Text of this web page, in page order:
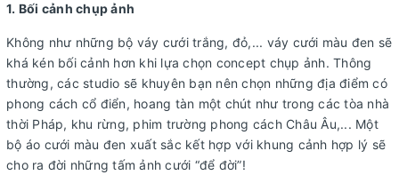
1. Bối cảnh chụp ảnh
Không như những bộ váy cưới trắng, đỏ,... váy cưới màu đen sẽ
khá kén bối cảnh hơn khi lựa chọn concept chụp ảnh. Thông
thường, các studio sẽ khuyên bạn nên chọn những địa điểm có
phong cách cổ điển, hoang tàn một chút như trong các tòa nhà
thời Pháp, khu rừng, phim trường phong cách Châu Âu,... Một
bộ áo cưới màu đen xuất sắc kết hợp với khung cảnh hợp lý sẽ
cho ra đời những tấm ảnh cưới “để đời”!